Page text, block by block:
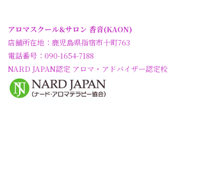
アロマスクール&サロン 香音(KAON)
店舗所在地：鹿児島県指宿市十町763
電話番号：090-1654-7188
NARD JAPAN認定 アロマ・アドバイザー認定校